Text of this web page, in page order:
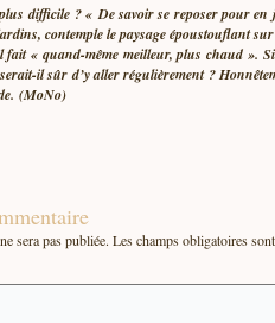
difficile ? « De savoir se reposer pour
contemple le paysage époustouflant
fait « quand-même meilleur, plus chaud ».
il sûr d’y aller régulièrement ?
(MoNo)
sera pas publiée. Les champs obligatoires